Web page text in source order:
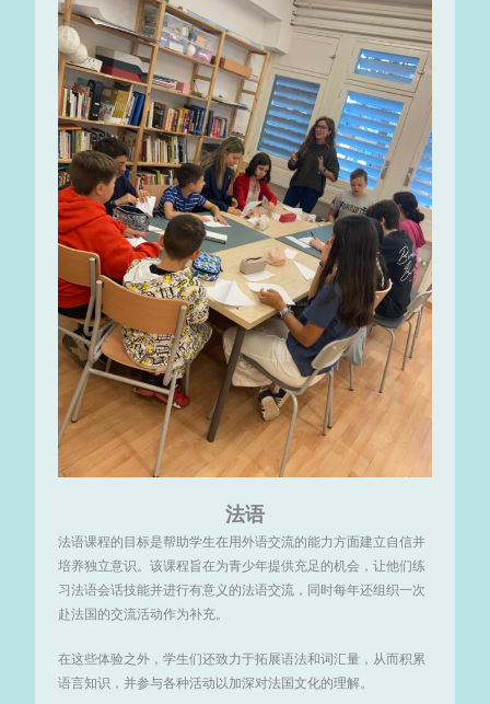
法语
法语课程的目标是帮助学生在用外语交流的能力方面建立自信并
培养独立意识。该课程旨在为青少年提供充足的机会，让他们练
习法语会话技能并进行有意义的法语交流，同时每年还组织一次
赴法国的交流活动作为补充。
在这些体验之外，学生们还致力于拓展语法和词汇量，从而积累
语言知识，并参与各种活动以加深对法国文化的理解。